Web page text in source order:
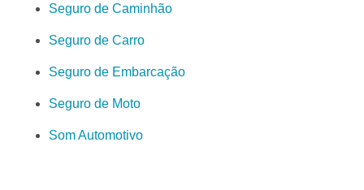
Seguro de Caminhão
Seguro de Carro
Seguro de Embarcação
Seguro de Moto
Som Automotivo